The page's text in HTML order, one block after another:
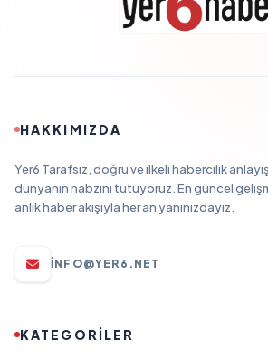
HAKKIMIZDA
Yer6 Tarafsız, doğru ve ilkeli habercilik
dünyanın nabzını tutuyoruz. En güncel
anlık haber akışıyla her an yanınızdayız.
INFO@YER6.NET
KATEGORİLER